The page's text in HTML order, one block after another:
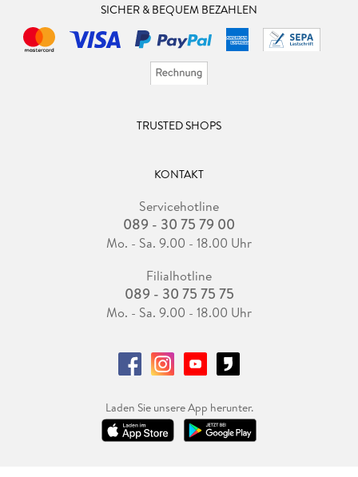
SICHER & BEQUEM BEZAHLEN
TRUSTED SHOPS
KONTAKT
Servicehotline
089 - 30 75 79 00
Mo. - Sa. 9.00 - 18.00 Uhr
Filialhotline
089 - 30 75 75 75
Mo. - Sa. 9.00 - 18.00 Uhr
Laden Sie unsere App herunter.